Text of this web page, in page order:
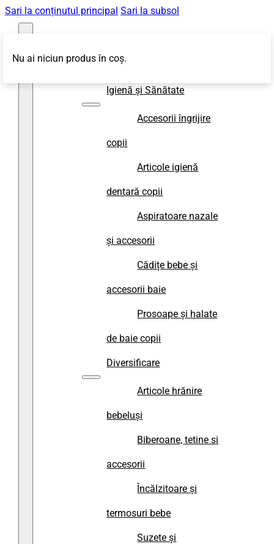
Sari la conținutul principal Sari la subsol
Igienă și Sănătate
Accesorii îngrijire
copii
Articole igienă
dentară copii
Aspiratoare nazale
și accesorii
Cădițe bebe și
accesorii baie
Prosoape și halate
de baie copii
Diversificare
Articole hrănire
bebeluși
Biberoane, tetine si
accesorii
Încălzitoare și
termosuri bebe
Suzete și
Nu ai niciun produs în coș.